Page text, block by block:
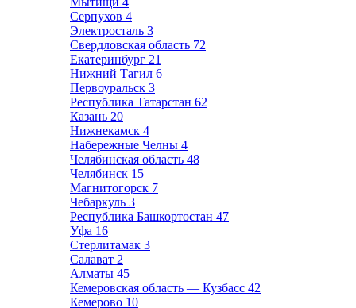
Серпухов 4
Электросталь 3
Свердловская область 72
Екатеринбург 21
Нижний Тагил 6
Первоуральск 3
Республика Татарстан 62
Казань 20
Нижнекамск 4
Набережные Челны 4
Челябинская область 48
Челябинск 15
Магнитогорск 7
Чебаркуль 3
Республика Башкортостан 47
Уфа 16
Стерлитамак 3
Салават 2
Алматы 45
Кемеровская область — Кузбасс 42
Кемерово 10